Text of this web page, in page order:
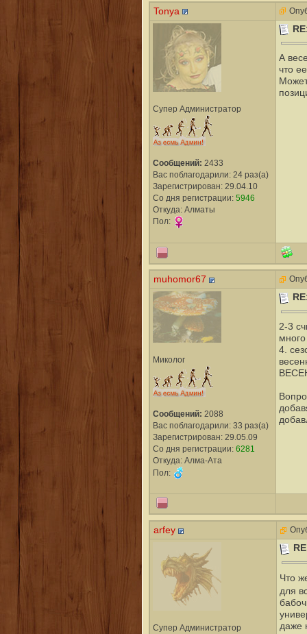
Tonya
Супер Администратор
Сообщений: 2433
Вас поблагодарили: 24 раз(а)
Зарегистрирован: 29.04.10
Со дня регистрации: 5946
Откуда: Алматы
Пол:
А
что
muhomor67
Миколог
Сообщений: 2088
Вас поблагодарили: 33 раз(а)
Зарегистрирован: 29.05.09
Со дня регистрации: 6281
Откуда: Алма-Ата
Пол:
2-3
4.
arfey
Супер Администратор
Что
для
даже